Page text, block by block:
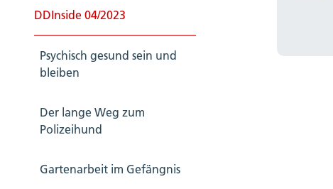
DDInside 04/2023
Psychisch gesund sein und
bleiben
Der lange Weg zum
Polizeihund
Gartenarbeit im Gefängnis